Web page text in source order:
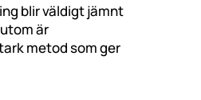
blir väldigt jämnt
är
metod som ger